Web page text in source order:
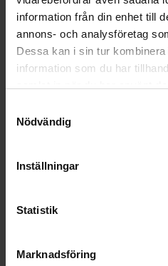
information från din enhet till
annons- och analysföretag
Dessa kan i sin tur
information som du har
Nödvändig
Inställningar
Statistik
Marknadsföring
Tidningen är framtagen i ett